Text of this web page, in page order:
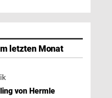
letzten Monat
von Hermle